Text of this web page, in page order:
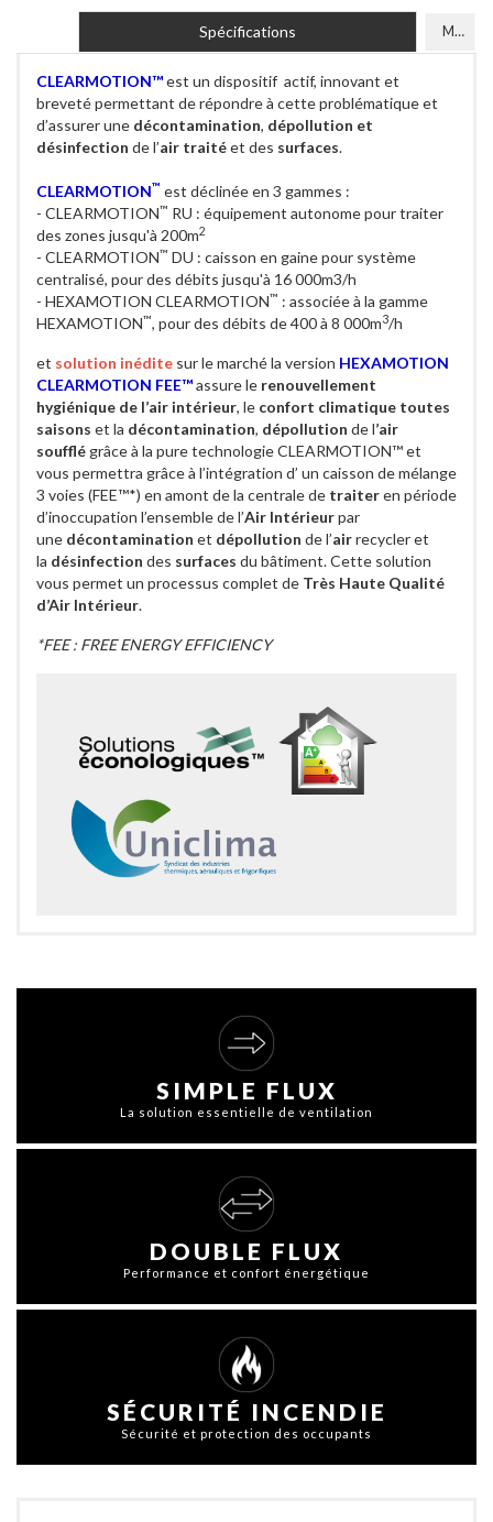
SIMPLE FLUX
La solution essentielle de ventilation
DOUBLE FLUX
Performance et confort énergétique
SÉCURITÉ INCENDIE
Sécurité et protection des occupants
Spécifications Modèles
CLEARMOTION™est un dispositif actif, innovant et
breveté permettant de répondre à cette problématique et
d’assurer une décontamination, dépollution et
désinfection de l’air traitéet des surfaces.
CLEARMOTION™ est déclinée en 3 gammes :
- CLEARMOTION™ RU : équipement autonome pour traiter
des zones jusqu'à 200m2
- CLEARMOTION™ DU : caisson en gaine pour système
centralisé, pour des débits jusqu'à 16 000m3/h
- HEXAMOTION CLEARMOTION™ : associée à la gamme
HEXAMOTION™, pour des débits de 400 à 8 000m3/h
et solution inédite sur le marché la version HEXAMOTION
CLEARMOTION FEE™assure le renouvellement
hygiénique de l’air intérieur, le confort climatique toutes
saisons et la décontamination, dépollution de l’air
soufflé grâce à la pure technologie CLEARMOTION™ et
vous permettra grâce à l’intégration d’ un caisson de mélange
3 voies (FEE™*) en amont de la centrale de traiteren période
d’inoccupation l’ensemble de l’Air Intérieurpar
une décontamination et dépollution de l’airrecycler et
la désinfection des surfaces du bâtiment. Cette solution
vous permet un processus complet de Très Haute Qualité
d’Air Intérieur.
*FEE : FREE ENERGY EFFICIENCY